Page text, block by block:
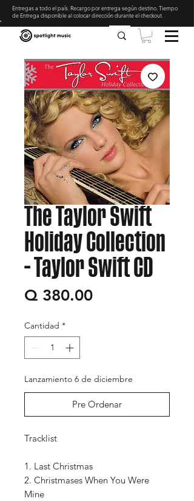
Entregas a todo el país. Recargo por entrega según destino. Tiempo
de Entrega disponible al colocar dirección durante el checkout
The Taylor Swift
Holiday Collection
- Taylor Swift CD
Q 380.00Precio
Cantidad *
Lanzamiento 6 de diciembre
Pre Ordenar
Tracklist
1. Last Christmas
2. Christmases When You Were
Mine